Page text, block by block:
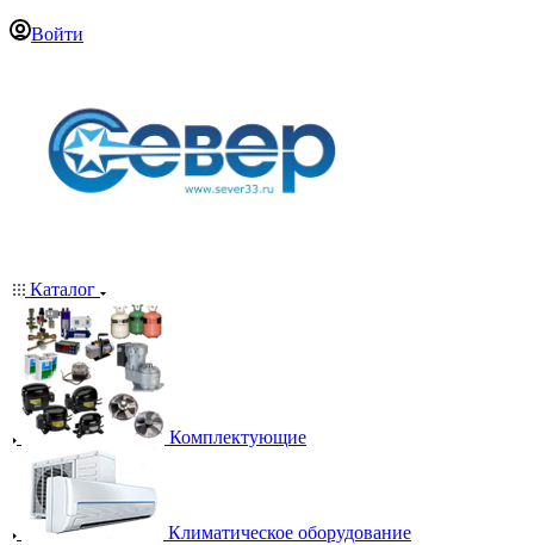
Войти
Каталог
Комплектующие
Климатическое оборудование